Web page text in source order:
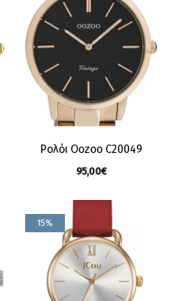
Ρολόι Oozoo C20049
95,00€
15%